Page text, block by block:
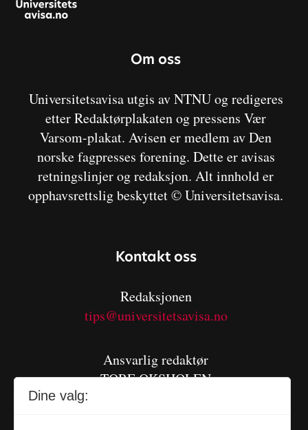
Om oss
Universitetsavisa utgis av NTNU og redigeres
etter Redaktørplakaten og pressens Vær
Varsom-plakat. Avisen er medlem av Den
norske fagpresses forening. Dette er avisas
retningslinjer og redaksjon. Alt innhold er
opphavsrettslig beskyttet © Universitetsavisa.
Kontakt oss
Redaksjonen
tips@universitetsavisa.no
Ansvarlig redaktør
TORE OKSHOLEN
Dine valg: